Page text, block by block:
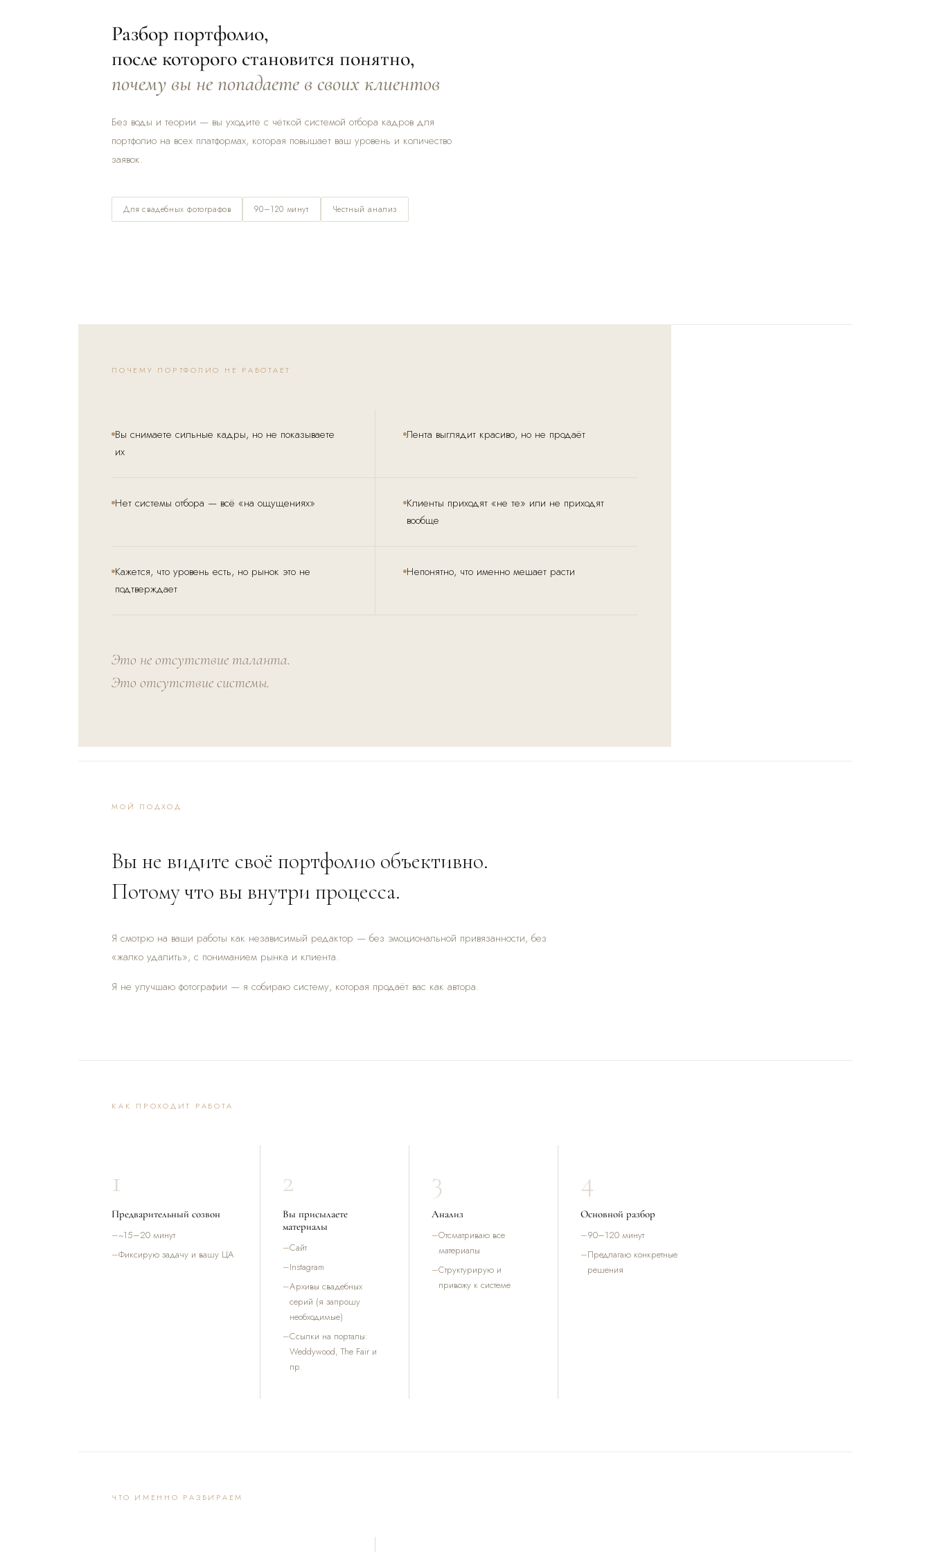
Разбор портфолио,
после которого становится понятно,
почему вы не попадаете в своих клиентов
Без воды и теории — вы уходите с чёткой системой отбора кадров для
портфолио на всех платформах, которая повышает ваш уровень и количество
заявок.
Для свадебных фотографов 90–120 минут Честный анализ
ПОЧЕМУ ПОРТФОЛИО НЕ РАБОТАЕТ
Вы снимаете сильные кадры, но не показываете
их
Лента выглядит красиво, но не продаёт
Нет системы отбора — всё «на ощущениях»
Клиенты приходят «не те» или не приходят
вообще
Кажется, что уровень есть, но рынок это не
подтверждает
Непонятно, что именно мешает расти
Это не отсутствие таланта.
Это отсутствие системы.
МОЙ ПОДХОД
Вы не видите своё портфолио объективно.
Потому что вы внутри процесса.
Я смотрю на ваши работы как независимый редактор — без эмоциональной привязанности, без
«жалко удалить», с пониманием рынка и клиента.
Я не улучшаю фотографии — я собираю систему, которая продаёт вас как автора.
КАК ПРОХОДИТ РАБОТА
1
Предварительный созвон
~15–20 минут
Фиксирую задачу и вашу ЦА
2
Вы присылаете
материалы
Сайт
Instagram
Архивы свадебных
серий (я запрошу
необходимые)
Ссылки на порталы:
Weddywood, The Fair и
пр.
3
Анализ
Отсматриваю все
материалы
Структурирую и
привожу к системе
4
Основной разбор
90–120 минут
Предлагаю конкретные
решения
ЧТО ИМЕННО РАЗБИРАЕМ